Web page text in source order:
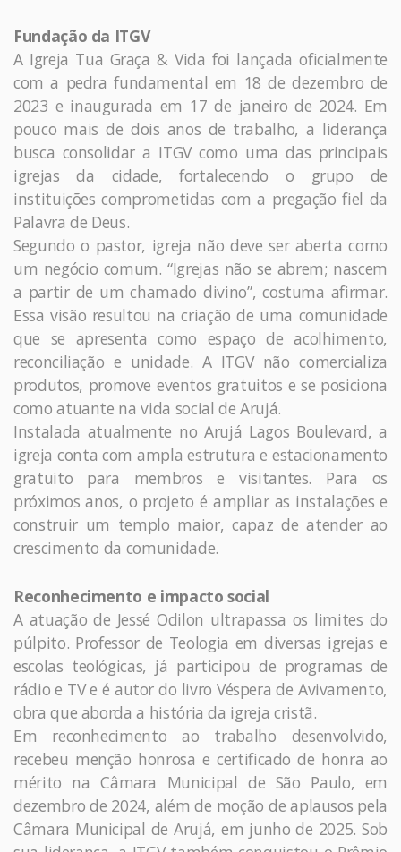
Fundação da ITGV
A Igreja Tua Graça & Vida foi lançada oficialmente
com a pedra fundamental em 18 de dezembro de
2023 e inaugurada em 17 de janeiro de 2024. Em
pouco mais de dois anos de trabalho, a liderança
busca consolidar a ITGV como uma das principais
igrejas da cidade, fortalecendo o grupo de
instituições comprometidas com a pregação fiel da
Palavra de Deus.
Segundo o pastor, igreja não deve ser aberta como
um negócio comum. “Igrejas não se abrem; nascem
a partir de um chamado divino”, costuma afirmar.
Essa visão resultou na criação de uma comunidade
que se apresenta como espaço de acolhimento,
reconciliação e unidade. A ITGV não comercializa
produtos, promove eventos gratuitos e se posiciona
como atuante na vida social de Arujá.
Instalada atualmente no Arujá Lagos Boulevard, a
igreja conta com ampla estrutura e estacionamento
gratuito para membros e visitantes. Para os
próximos anos, o projeto é ampliar as instalações e
construir um templo maior, capaz de atender ao
crescimento da comunidade.
Reconhecimento e impacto social
A atuação de Jessé Odilon ultrapassa os limites do
púlpito. Professor de Teologia em diversas igrejas e
escolas teológicas, já participou de programas de
rádio e TV e é autor do livro Véspera de Avivamento,
obra que aborda a história da igreja cristã.
Em reconhecimento ao trabalho desenvolvido,
recebeu menção honrosa e certificado de honra ao
mérito na Câmara Municipal de São Paulo, em
dezembro de 2024, além de moção de aplausos pela
Câmara Municipal de Arujá, em junho de 2025. Sob